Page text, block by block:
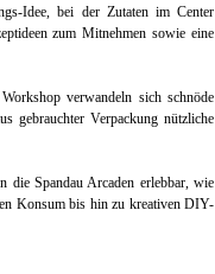
Idee, bei der Zutaten im Center
zum Mitnehmen sowie eine
verwandeln sich schnöde
gebrauchter Verpackung nützliche
die Spandau Arcaden erlebbar, wie
Konsum bis hin zu kreativen DIY-